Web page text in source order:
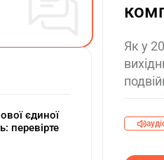
Як у
єдиної
перевірте